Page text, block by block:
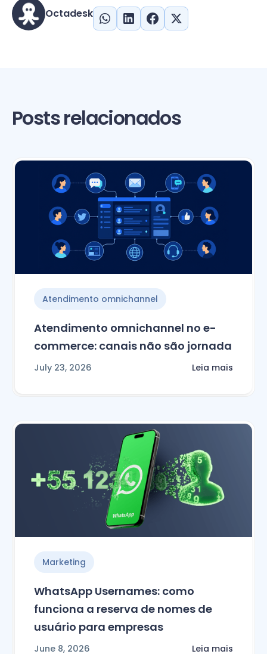
Octadesk
Posts relacionados
Atendimento omnichannel
Atendimento omnichannel no e-
commerce: canais não são jornada
July 23, 2026 Leia mais
Marketing
WhatsApp Usernames: como
funciona a reserva de nomes de
usuário para empresas
June 8, 2026 Leia mais